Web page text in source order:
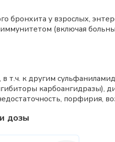
бронхита у взрослых,
(включая
в т.ч. к другим
карбоангидразы),
порфирия,
дозы